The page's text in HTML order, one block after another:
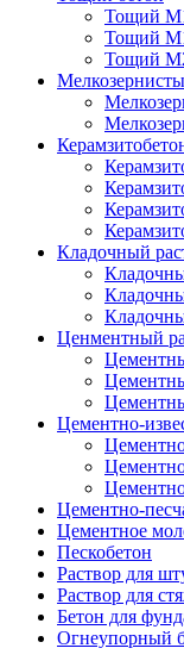
Тощий
Тощий
Тощий
Кладочный
Ценментный
Цементно-
Цементно-
Цементное
Пескобетон
Раствор для
Раствор для
Бетон для
Огнеупорный